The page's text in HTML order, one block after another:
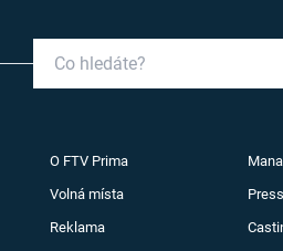
O FTV Prima
Volná místa Press
Reklama